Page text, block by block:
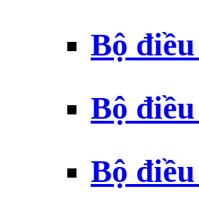
Bộ
Bộ
Bộ